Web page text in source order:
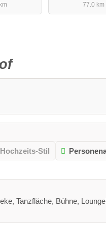
77.0 km
Hochzeits-Stil
Tanzfläche, Bühne,